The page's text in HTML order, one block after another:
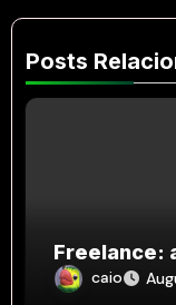
Posts
Freelance:
caio